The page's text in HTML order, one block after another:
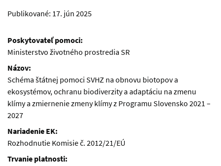
Publikované: 17. jún 2025
Poskytovateľ pomoci:
Ministerstvo životného prostredia SR
Názov:
Schéma štátnej pomoci SVHZ na obnovu biotopov a
ekosystémov, ochranu biodiverzity a adaptáciu na zmenu
klímy a zmiernenie zmeny klímy z Programu Slovensko 2021 –
2027
Nariadenie EK:
Rozhodnutie Komisie č. 2012/21/EÚ
Trvanie platnosti: